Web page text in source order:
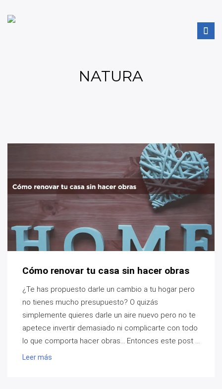
NATURA
Cómo renovar tu casa sin hacer obras
¿Te has propuesto darle un cambio a tu hogar pero
no tienes mucho presupuesto? O quizás
simplemente quieres darle un aire nuevo pero no te
apetece invertir demasiado ni complicarte con todo
lo que comporta hacer obras… Entonces este post ...
Leer más